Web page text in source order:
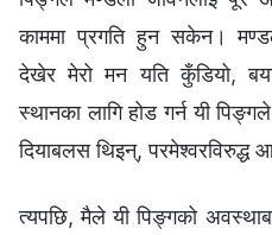
काममा प्रगति हुन सकेन।
देखेर मेरो मन यति कुँडियो,
स्थानका लागि होड गर्न यी
दियाबलस थिइन्, परमेश्‍वरविरुद्ध
त्यपछि, मैले यी पिङ्गको